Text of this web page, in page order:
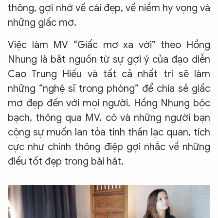
thông, gợi nhớ về cái đẹp, về niềm hy vọng và
những giấc mơ.
Việc làm MV “Giấc mơ xa vời” theo Hồng
Nhung là bắt nguồn từ sự gợi ý của đạo diễn
Cao Trung Hiếu và tất cả nhất trí sẽ làm
những “nghệ sĩ trong phòng” để chia sẻ giấc
mơ đẹp đến với mọi người. Hồng Nhung bộc
bạch, thông qua MV, cô và những người bạn
cộng sự muốn lan tỏa tinh thần lạc quan, tích
cực như chính thông điệp gợi nhắc về những
điều tốt đẹp trong bài hát.